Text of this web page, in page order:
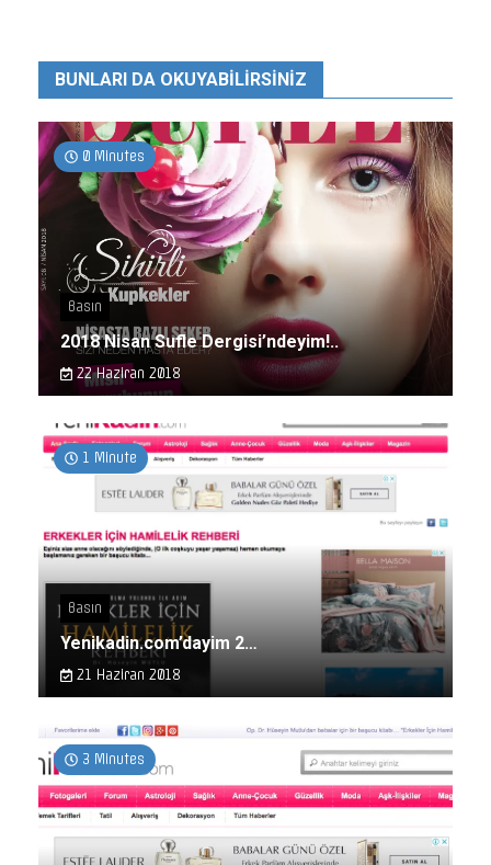
BUNLARI DA OKUYABILIRSINIZ
0 Minutes
Basın
2018 Nisan Sufle Dergisi’ndeyim!..
22 Haziran 2018
1 Minute
Basın
Yenikadin.com’dayim 2…
21 Haziran 2018
3 Minutes